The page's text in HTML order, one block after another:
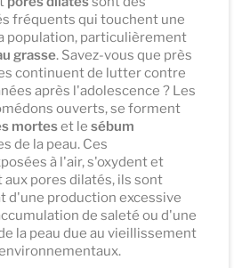
fréquents qui touchent une
population, particulièrement
grasse. Savez-vous que près
continuent de lutter contre
après l'adolescence ? Les
ouverts, se forment
morteset le sébum
de la peau. Ces
à l'air, s'oxydent et
aux pores dilatés, ils sont
d'une production excessive
de saleté ou d'une
la peau due au vieillissement